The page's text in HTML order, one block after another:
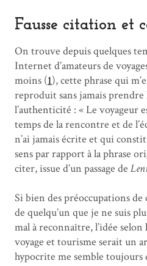
Fausse citation et
On trouve depuis quelques
Internet d’amateurs de
moins (1), cette phrase qui
reproduit sans jamais
l’authenticité : « Le voyageur
temps de la rencontre et de
n’ai jamais écrite et qui
sens par rapport à la phrase
citer, issue d’un passage de
Si bien des préoccupations
de quelqu’un que je ne suis
mal à reconnaître, l’idée
voyage et tourisme serait un
hypocrite me semble toujours